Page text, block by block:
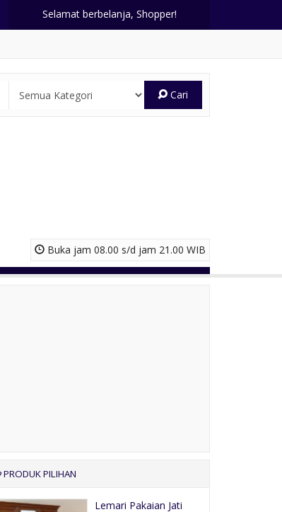
Selamat berbelanja, Shopper!
Cari
Buka jam 08.00 s/d jam 21.00 WIB
PRODUK PILIHAN
Lemari Pakaian Jati